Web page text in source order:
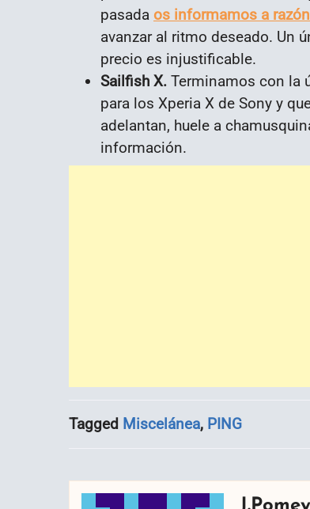
pasada os informamos a
avanzar al ritmo deseado. Un
precio es injustificable.
Sailfish X. Terminamos con la
para los Xperia X de Sony y
adelantan, huele a
información.
Tagged Miscelánea, PING